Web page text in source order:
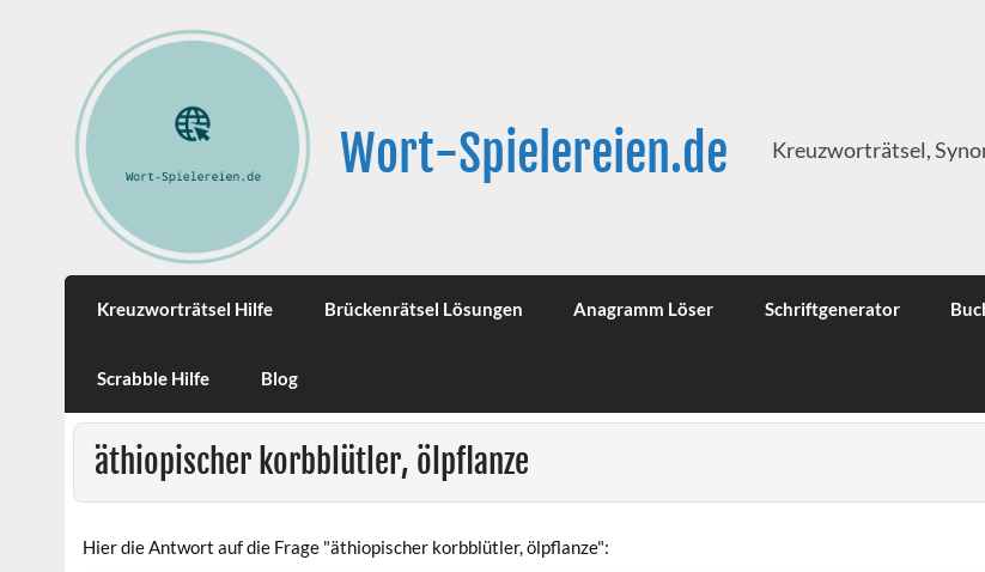
Wort-Spielereien.de Kreuzworträtsel,
Kreuzworträtsel Hilfe Brückenrätsel Lösungen Anagramm Löser Schriftgenerator
Scrabble Hilfe Blog
äthiopischer korbblütler, ölpflanze
Hier die Antwort auf die Frage "äthiopischer korbblütler, ölpflanze":